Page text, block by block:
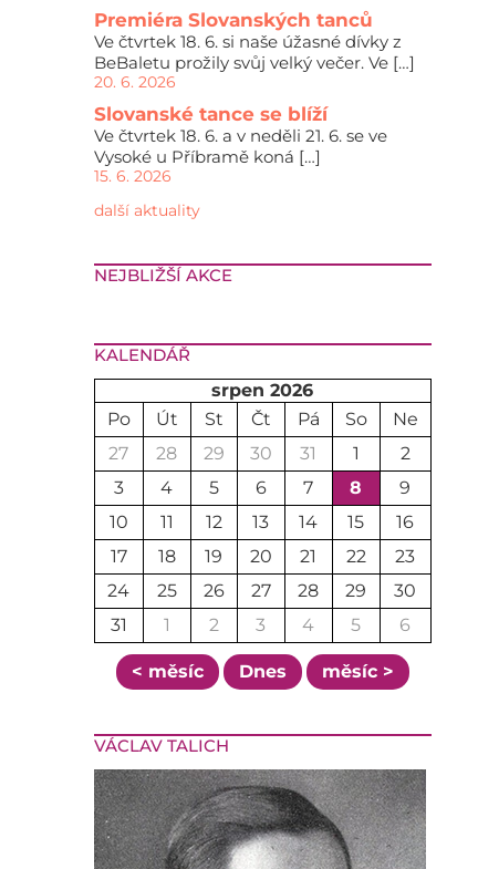
Premiéra Slovanských tanců
Ve čtvrtek 18. 6. si naše úžasné dívky z
BeBaletu prožily svůj velký večer. Ve […]
20. 6. 2026
Slovanské tance se blíží
Ve čtvrtek 18. 6. a v neděli 21. 6. se ve
Vysoké u Příbramě koná […]
15. 6. 2026
další aktuality
NEJBLIŽŠÍ AKCE
KALENDÁŘ
srpen 2026
Po
Út St Čt Pá So
Ne
27
28 29 30 31 1
2
3
4 5 6 7 8
9
10
11 12 13 14 15
16
17
18 19 20 21 22
23
24
25 26 27 28 29
30
31
1 2 3 4 5 6
< měsíc Dnes měsíc >
VÁCLAV TALICH